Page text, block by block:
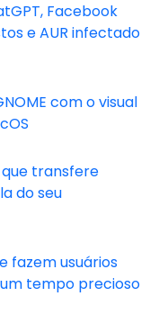
Facebook
e AUR infectado
com o visual
transfere
do seu
fazem usuários
tempo precioso